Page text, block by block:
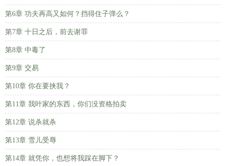
第6章 功夫再高又如何？挡得住子弹么？
第7章 十日之后，前去谢罪
第8章 中毒了
第9章 交易
第10章 你在要挟我？
第11章 我叶家的东西，你们没资格拍卖
第12章 说杀就杀
第13章 雪儿受辱
第14章 就凭你，也想将我踩在脚下？